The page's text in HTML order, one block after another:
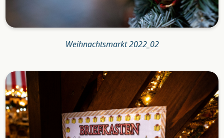
Weihnachtsmarkt 2022_02